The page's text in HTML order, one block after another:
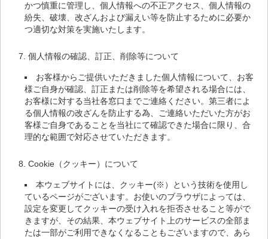
かつ慎重に管理し、個人情報への不正アクセス、個人情報の
紛失、破壊、改ざんおよび漏えい等を防止するために必要か
つ適切な対策を実施いたします。
個人情報の確認、訂正、削除等について
お客様からご提供いただきました個人情報について、お客
様ご自身が確認、訂正または削除等を希望される場合には、
お客様に対する当社各窓口までご連絡ください。第三者によ
る個人情報の改ざんを防止する為、ご連絡いただいた方がお
客様ご自身であることを当社にて確認できた場合に限り、合
理的な範囲で対応させていただきます。
Cookie（クッキー）について
本ウェブサイトには、クッキー(※）という技術を使用し
ているページがございます。お使いのブラウザによっては、
設定を変更してクッキーの受け入れを拒否させること等がで
きますが、その結果、本ウェブサイト上のサービスの全部ま
たは一部がご利用できなくなることもございますので、あら